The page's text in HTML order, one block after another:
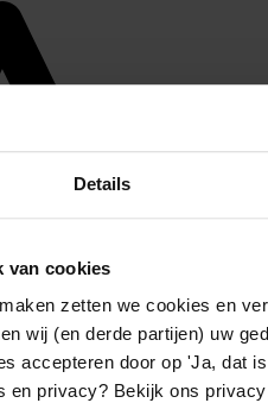
Details
van cookies
zetten we cookies en
wij (en derde partijen) uw
accepteren door op 'Ja, dat
en privacy? Bekijk ons